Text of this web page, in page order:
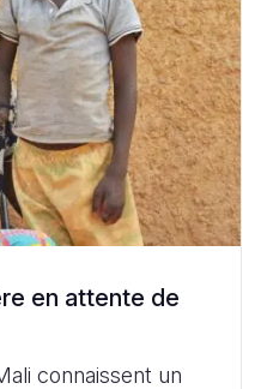
en attente de
connaissent un